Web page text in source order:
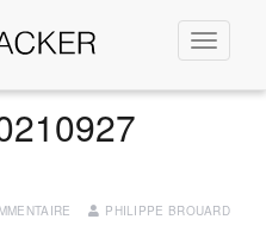
la
PHILIPPE BROUARD